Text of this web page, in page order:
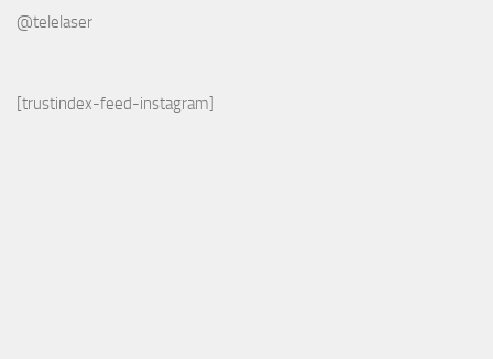
@telelaser
[trustindex-feed-instagram]